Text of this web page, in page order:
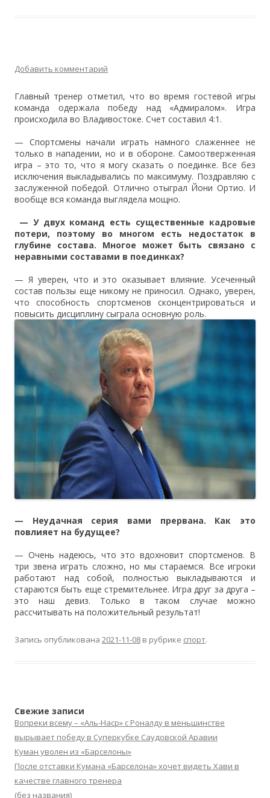
Добавить комментарий
Главный тренер отметил, что во время гостевой игры
команда одержала победу над «Адмиралом». Игра
происходила во Владивостоке. Счет составил 4:1.
— Спортсмены начали играть намного слаженнее не
только в нападении, но и в обороне. Самоотверженная
игра – это то, что я могу сказать о поединке. Все без
исключения выкладывались по максимуму. Поздравляю с
заслуженной победой. Отлично отыграл Йони Ортио. И
вообще вся команда выглядела мощно.
— У двух команд есть существенные кадровые
потери, поэтому во многом есть недостаток в
глубине состава. Многое может быть связано с
неравными составами в поединках?
— Я уверен, что и это оказывает влияние. Усеченный
состав пользы еще никому не приносил. Однако, уверен,
что способность спортсменов сконцентрироваться и
повысить дисциплину сыграла основную роль.
— Неудачная серия вами прервана. Как это
повлияет на будущее?
— Очень надеюсь, что это вдохновит спортсменов. В
три звена играть сложно, но мы стараемся. Все игроки
работают над собой, полностью выкладываются и
стараются быть еще стремительнее. Игра друг за друга –
это наш девиз. Только в таком случае можно
рассчитывать на положительный результат!
Запись опубликована 2021-11-08 в рубрике спорт.
Свежие записи
Вопреки всему – «Аль-Наср» с Роналду в меньшинстве
вырывает победу в Суперкубке Саудовской Аравии
Куман уволен из «Барселоны»
После отставки Кумана «Барселона» хочет видеть Хави в
качестве главного тренера
(без названия)